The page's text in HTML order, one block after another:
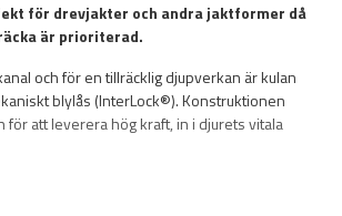
för drevjakter och andra jaktformer då
är prioriterad.
och för en tillräcklig djupverkan är kulan
blylås (InterLock®). Konstruktionen
för att leverera hög kraft, in i djurets vitala